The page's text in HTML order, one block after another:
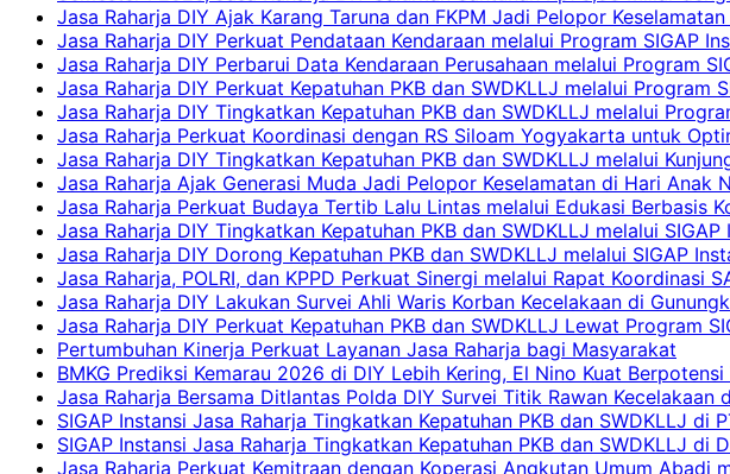
Jasa Raharja DIY Ajak Karang Taruna dan FKPM Jadi Pelopor
Jasa Raharja DIY Perkuat Pendataan Kendaraan melalui Program SIGAP
Jasa Raharja DIY Perbarui Data Kendaraan Perusahaan melalui Program
Jasa Raharja DIY Perkuat Kepatuhan PKB dan SWDKLLJ melalui Program
Jasa Raharja DIY Tingkatkan Kepatuhan PKB dan SWDKLLJ melalui
Jasa Raharja Perkuat Koordinasi dengan RS Siloam Yogyakarta untuk
Jasa Raharja DIY Tingkatkan Kepatuhan PKB dan SWDKLLJ melalui
Jasa Raharja Ajak Generasi Muda Jadi Pelopor Keselamatan di Hari Anak
Jasa Raharja Perkuat Budaya Tertib Lalu Lintas melalui Edukasi Berbasis
Jasa Raharja DIY Tingkatkan Kepatuhan PKB dan SWDKLLJ melalui
Jasa Raharja DIY Dorong Kepatuhan PKB dan SWDKLLJ melalui SIGAP
Jasa Raharja, POLRI, dan KPPD Perkuat Sinergi melalui Rapat Koordinasi
Jasa Raharja DIY Lakukan Survei Ahli Waris Korban Kecelakaan di
Jasa Raharja DIY Perkuat Kepatuhan PKB dan SWDKLLJ Lewat Program
Pertumbuhan Kinerja Perkuat Layanan Jasa Raharja bagi Masyarakat
BMKG Prediksi Kemarau 2026 di DIY Lebih Kering, El Nino Kuat
Jasa Raharja Bersama Ditlantas Polda DIY Survei Titik Rawan Kecelakaan
SIGAP Instansi Jasa Raharja Tingkatkan Kepatuhan PKB dan SWDKLLJ di
SIGAP Instansi Jasa Raharja Tingkatkan Kepatuhan PKB dan SWDKLLJ di
Jasa Raharja Perkuat Kemitraan dengan Koperasi Angkutan Umum Abadi